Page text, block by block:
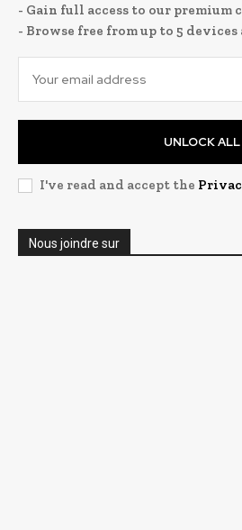
- Gain full access to our premium
- Browse free from up to 5 devices
UNLOCK ALL
I've read and accept the
Nous joindre sur